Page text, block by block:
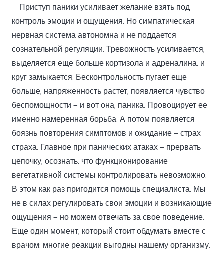
Приступ паники усиливает желание взять под
контроль эмоции и ощущения. Но симпатическая
нервная система автономна и не поддается
сознательной регуляции. Тревожность усиливается,
выделяется еще больше кортизола и адреналина, и
круг замыкается. Бесконтрольность пугает еще
больше, напряженность растет, появляется чувство
беспомощности — и вот она, паника. Провоцирует ее
именно намеренная борьба. А потом появляется
боязнь повторения симптомов и ожидание — страх
страха. Главное при панических атаках — прервать
цепочку, осознать, что функционирование
вегетативной системы контролировать невозможно.
В этом как раз пригодится помощь специалиста. Мы
не в силах регулировать свои эмоции и возникающие
ощущения — но можем отвечать за свое поведение.
Еще один момент, который стоит обдумать вместе с
врачом: многие реакции выгодны нашему организму.